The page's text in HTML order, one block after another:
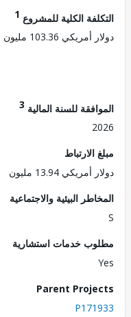
الكلية للمشروع1
103.36 مليون
للسنة المالية3
13.94 مليون
البيئية والاجتماعية
خدمات استشارية
Parent